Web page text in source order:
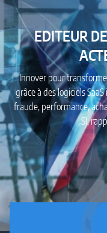
EDITEUR
Innover pour
grâce à des logiciels
fraude, performance,
SI,